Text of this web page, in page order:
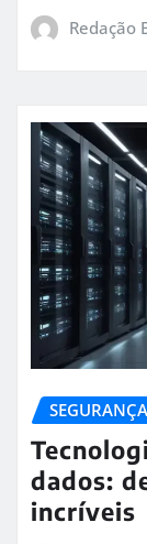
Redação
dados:
incríveis